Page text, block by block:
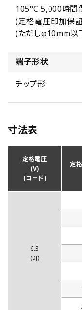
105°C 5,000時間
(定格電圧印加保
(ただしφ10mm以
端子形状
チップ形
寸法表
定格電圧
(V)
(コード)
定
6.3
(0J)